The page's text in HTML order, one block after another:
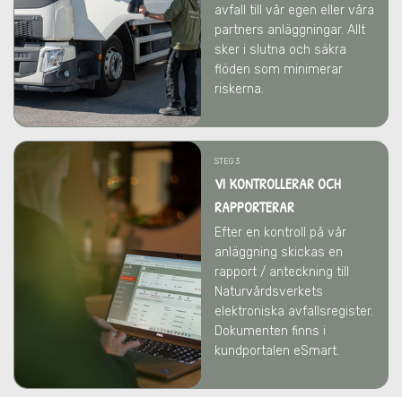
avfall till vår egen eller våra
partners anläggningar. Allt
sker i slutna och säkra
flöden som minimerar
riskerna.
STEG 3
VI KONTROLLERAR OCH
RAPPORTERAR
Efter en kontroll på vår
anläggning skickas en
rapport / anteckning till
Naturvårdsverkets
elektroniska avfallsregister.
Dokumenten finns i
kundportalen eSmart.